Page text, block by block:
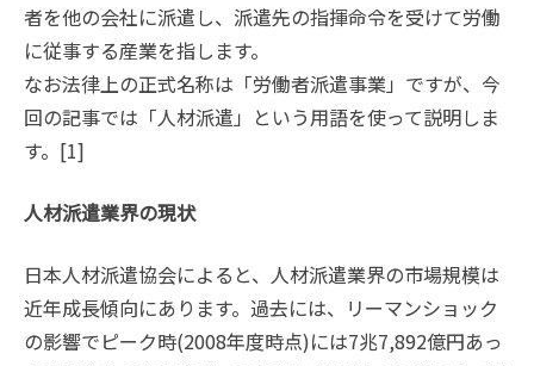
者を他の会社に派遣し、派遣先の指揮命令を受けて労働
に従事する産業を指します。
なお法律上の正式名称は「労働者派遣事業」ですが、今
回の記事では「人材派遣」という用語を使って説明しま
す。[1]
人材派遣業界の現状
日本人材派遣協会によると、人材派遣業界の市場規模は
近年成長傾向にあります。過去には、リーマンショック
の影響でピーク時(2008年度時点)には7兆7,892億円あっ